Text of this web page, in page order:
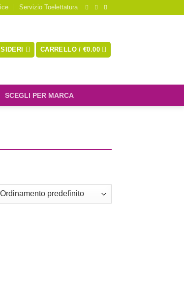
Servizio Toelettatura
CARRELLO /€0.00
SCEGLI PER MARCA